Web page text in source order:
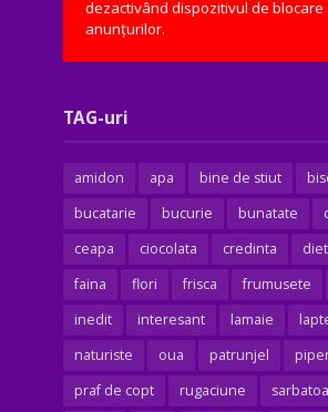
dezactivând dispozitivul de blocare
anunțurilor.
TAG-uri
amidon apa bine de stiut
bucatarie
bucurie bunatate
ceapa
ciocolata credinta
faina
flori frisca frumusete
inedit
interesant lamaie
naturiste
oua patrunjel
praf de copt
rugaciune